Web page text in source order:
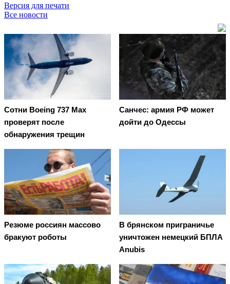
Версия для печати
Все новости
Сотни Boeing 737 Max
проверят после
обнаружения трещин
Санчес: армия РФ может
дойти до Одессы
Резюме россиян массово
бракуют роботы
В брянском приграничье
уничтожен немецкий БПЛА
Anubis